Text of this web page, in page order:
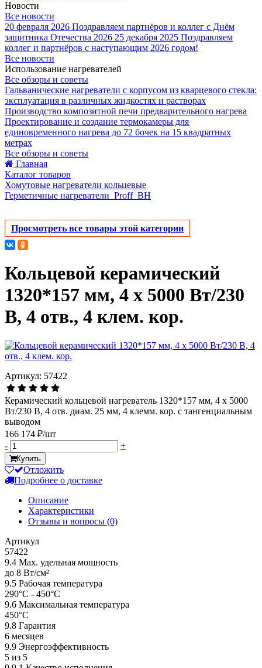
Новости
Все новости
20 февраля 2026 Поздравляем партнёров и коллег с Днём
защитника Отечества 2026 25 декабря 2025 Поздравляем
коллег и партнёров с наступающим 2026 годом!
Все новости
Использование нагревателей
Все обзоры и советы
Гальванические нагреватели с корпусом из кварцевого стекла:
эксплуатация в различных жидкостях и растворах
Производство композитной печи предварительного нагрева
Проектирование и создание термокамеры для
единовременного нагрева до 72 бочек на 15 квадратных
метрах
Все обзоры и советы
Главная
Каталог товаров
Хомутовые нагреватели кольцевые
Герметичные нагреватели_Proff_BH
Просмотреть все товары этой категории
Кольцевой керамический
1320*157 мм, 4 х 5000 Вт/230
В, 4 отв., 4 клем. кор.
Артикул: 57422
Керамический кольцевой нагреватель 1320*157 мм, 4 х 5000
Вт/230 В, 4 отв. диам. 25 мм, 4 клемм. кор. с тангенциальным
выводом
166 174 ₽/шт
-
+
Купить
Отложить
Подробнее о доставке
Описание
Характеристики
Отзывы и вопросы (0)
Артикул
57422
9.4 Мах. удельная мощность
до 8 Вт/см²
9.5 Рабочая температура
290°С - 450°С
9.6 Максимальная температура
450°С
9.8 Гарантия
6 месяцев
9.9 Энергоэффективность
5 из 5